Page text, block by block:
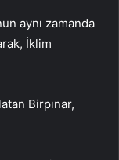
aynı zamanda
İklim
Birpınar,